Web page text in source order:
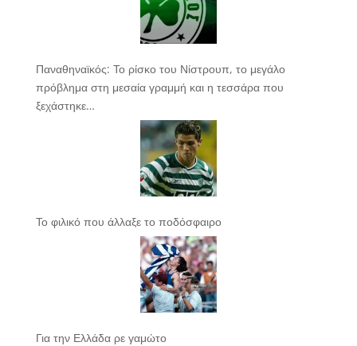
Παναθηναϊκός: Το ρίσκο του Νίστρουπ, το μεγάλο
πρόβλημα στη μεσαία γραμμή και η τεσσάρα που
ξεχάστηκε…
Το φιλικό που άλλαξε το ποδόσφαιρο
Για την Ελλάδα ρε γαμώτο